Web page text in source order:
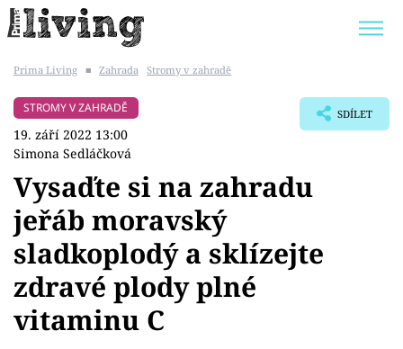
BYDLENÍ SLAVNÝCH
Témata
Bydlení
Zahrada
Prima Living ■ Zahrada Stromy v zahradě
STROMY V ZAHRADĚ
19. září 2022 13:00
Simona Sedláčková
SDÍLET
Vysaďte si na zahradu
jeřáb moravský
sladkoplodý a sklízejte
zdravé plody plné
vitaminu C